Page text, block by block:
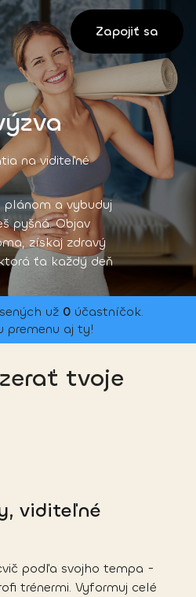
Zapojiť sa
na viditeľné
plánom a vybuduj
pyšná. Objav
získaj zdravý
ťa každý deň
už 0 účastníčok.
premenu aj ty!
tvoje
viditeľné
podľa svojho tempa -
trénermi. Vyformuj celé